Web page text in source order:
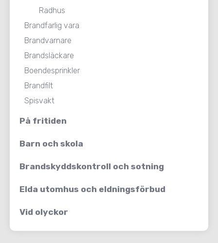
Radhus
Brandfarlig vara
Brandvarnare
Brandsläckare
Boendesprinkler
Brandfilt
Spisvakt
På fritiden
Barn och skola
Brandskyddskontroll och sotning
Elda utomhus och eldningsförbud
Vid olyckor